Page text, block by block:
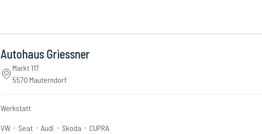
Autohaus Griessner
Markt 117
5570 Mauterndorf
Werkstatt
VW Seat Audi Skoda CUPRA